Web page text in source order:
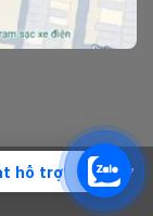
xuất nội thất gỗ tự
hỗ trợ